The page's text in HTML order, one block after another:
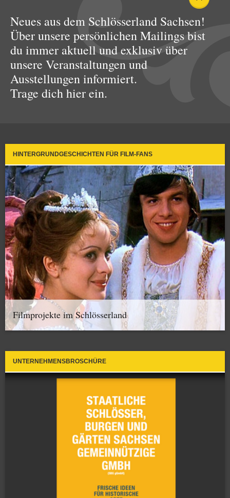
Neues aus dem Schlösserland Sachsen!
Über unsere persönlichen Mailings bist
du immer aktuell und exklusiv über
unsere Veranstaltungen und
Ausstellungen informiert.
Trage dich hier ein.
HINTERGRUNDGESCHICHTEN FÜR FILM-FANS
Filmprojekte im Schlösserland
UNTERNEHMENSBROSCHÜRE